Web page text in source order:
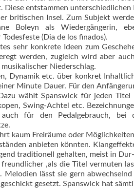
entstammen unterschiedlichen
britischen Insel. Zum Subjekt
Boleyn als Wiedergängerin,
(Dia de los finados).
sehr konkrete Ideen zum
werden, zugleich wird aber
Niederschlag.
Dynamik etc. über konkret
Minute Dauer. Für den
wählt Spanswick für jeden Titel
Swing-Achtel etc.
für den Pedalgebrauch, bei
kaum Freiräume oder
anbieten könnten.
traditionell gehalten, meist in
,als die Titel vermuten
lässt sie gern
gesetzt. Spanswick hat